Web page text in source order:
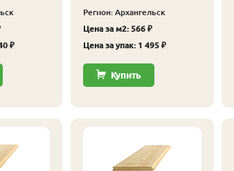
₽
Регион: Архангельск
Цена за м2: 566 ₽
Цена за упак: 1 495 ₽
Купить